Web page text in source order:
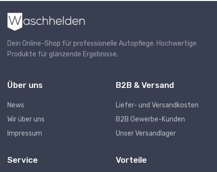
Dein Online-Shop für professionelle Autopflege. Hochwertige
Produkte für glänzende Ergebnisse.
Über uns
News
Wir über uns
Impressum
B2B & Versand
Liefer- und Versandkosten
B2B Gewerbe-Kunden
Unser Versandlager
Service Vorteile